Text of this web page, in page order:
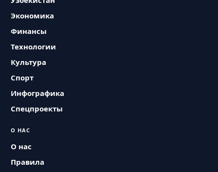
Экономика
Финансы
Технологии
Культура
Спорт
Инфографика
Спецпроекты
О НАС
О нас
Правила